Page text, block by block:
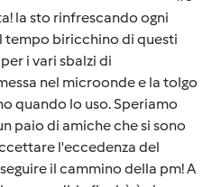
la sto rinfrescando ogni
tempo biricchino di questi
i vari sbalzi di
nel microonde e la tolgo
quando lo uso. Speriamo
paio di amiche che si sono
l'eccedenza del
il cammino della pm! A